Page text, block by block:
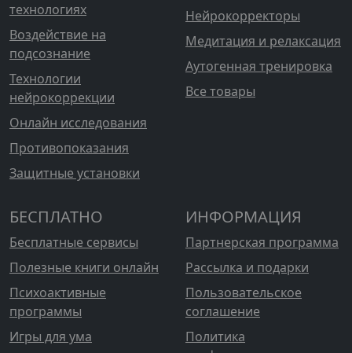
технологиях
Воздействие на
подсознание
Технологии
нейрокоррекции
Онлайн исследования
Противопоказания
Защитные установки
Нейрокорректоры
Медитация и релаксация
Аутогенная тренировка
Все товары
БЕСПЛАТНО
Бесплатные сервисы
Полезные книги онлайн
Психоактивные
программы
Игры для ума
ИНФОРМАЦИЯ
Партнерская программа
Рассылка и подарки
Пользовательское
соглашение
Политика